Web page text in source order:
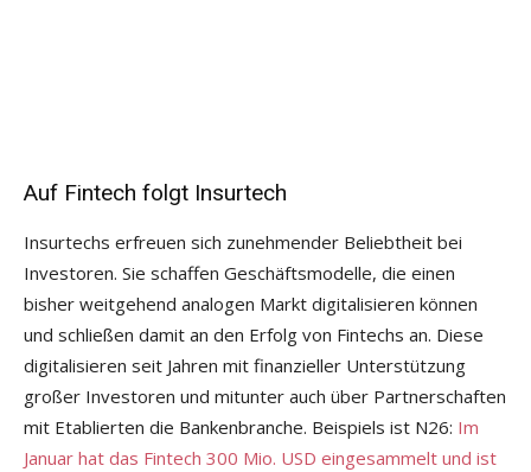
Auf Fintech folgt Insurtech
Insurtechs erfreuen sich zunehmender Beliebtheit bei
Investoren. Sie schaffen Geschäftsmodelle, die einen
bisher weitgehend analogen Markt digitalisieren können
und schließen damit an den Erfolg von Fintechs an. Diese
digitalisieren seit Jahren mit finanzieller Unterstützung
großer Investoren und mitunter auch über Partnerschaften
mit Etablierten die Bankenbranche. Beispiels ist N26: Im
Januar hat das Fintech 300 Mio. USD eingesammelt und ist